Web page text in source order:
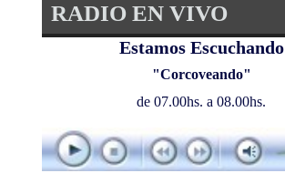
RADIO EN VIVO
Estamos Escuchando
"Corcoveando"
de 07.00hs. a 08.00hs.